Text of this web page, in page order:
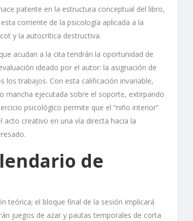
patente en la estructura conceptual del libro,
corriente de la psicología aplicada a la
y la autocrítica destructiva.
acudan a la cita tendrán la oportunidad de
ideado por el autor: la asignación de
los trabajos. Con esta calificación invariable,
mancha ejecutada sobre el soporte, extirpando
psicológico permite que el “niño interior”
creativo en una vía directa hacia la
de
teórica; el bloque final de la sesión implicará
juegos de azar y pautas temporales de corta